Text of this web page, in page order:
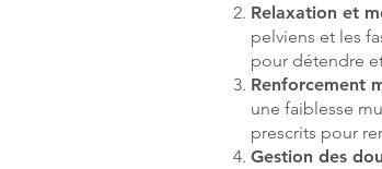
Relaxation et
pelviens et les
pour détendre
Renforcement
une faiblesse
prescrits pour
Gestion des